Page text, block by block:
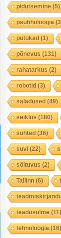
pidutsemine(5)
psühholoogia
putukad(1)
põnevus(131)
rahatarkus(2)
robotid(3)
saladused(49)
seiklus(180)
suhted(36)
suvi(22)
sõltuvus(2)
Tallinn(6)
teadusulme(11)
tehnoloogia(16)